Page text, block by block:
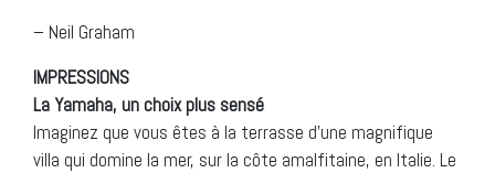
– Neil Graham
IMPRESSIONS
La Yamaha, un choix plus sensé
Imaginez que vous êtes à la terrasse d’une magnifique
villa qui domine la mer, sur la côte amalfitaine, en Italie. Le